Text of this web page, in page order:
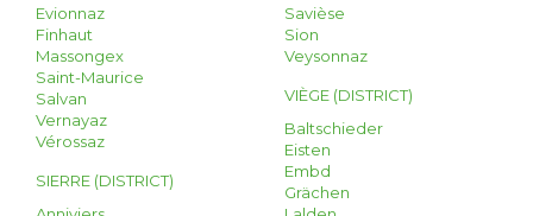
Evionnaz
Finhaut
Massongex
Saint-Maurice
Salvan
Vernayaz
Vérossaz
SIERRE (DISTRICT)
Savièse
Sion
Veysonnaz
VIÈGE (DISTRICT)
Baltschieder
Eisten
Embd
Grächen